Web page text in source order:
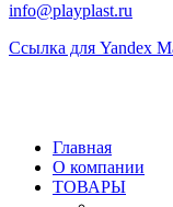
info@playplast.ru
Ссылка для Yandex
Главная
О компании
ТОВАРЫ